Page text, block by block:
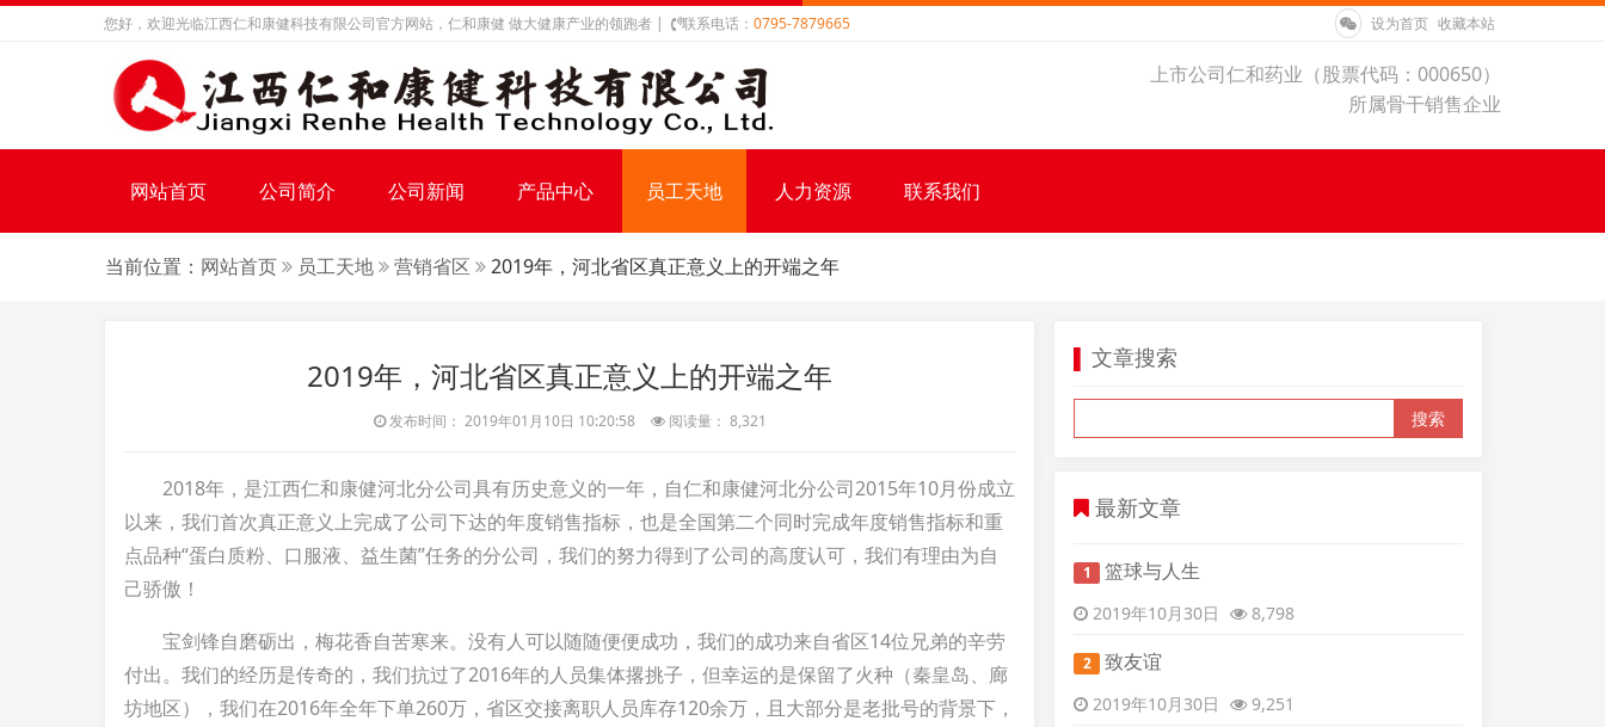
您好，欢迎光临江西仁和康健科技有限公司官方网站，仁和康健 做大健康产业的领跑者 | 联系电话： 0795-7879665 设为首页 收藏本站
上市公司仁和药业（股票代码：000650）
所属骨干销售企业
网站首页 公司简介 公司新闻 产品中心 员工天地 人力资源 联系我们
当前位置： 网站首页 员工天地 营销省区 2019年，河北省区真正意义上的开端之年
2019年，河北省区真正意义上的开端之年
发布时间： 2019年01月10日 10:20:58 阅读量： 8,321
2018年，是江西仁和康健河北分公司具有历史意义的一年，自仁和康健河北分公司2015年10月份成立
以来，我们首次真正意义上完成了公司下达的年度销售指标，也是全国第二个同时完成年度销售指标和重
点品种“蛋白质粉、口服液、益生菌”任务的分公司，我们的努力得到了公司的高度认可，我们有理由为自
己骄傲！
宝剑锋自磨砺出，梅花香自苦寒来。没有人可以随随便便成功，我们的成功来自省区14位兄弟的辛劳
付出。我们的经历是传奇的，我们抗过了2016年的人员集体撂挑子，但幸运的是保留了火种（秦皇岛、廊
坊地区），我们在2016年全年下单260万，省区交接离职人员库存120余万，且大部分是老批号的背景下，
文章搜索
搜索
最新文章
1 篮球与人生
2019年10月30日 8,798
2 致友谊
2019年10月30日 9,251